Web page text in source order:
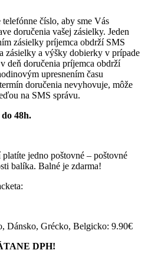
číslo, aby sme Vás
doručenia vašej zásielky. Jeden
zásielky príjemca obdrží SMS
zásielky a výšky dobierky v prípade
deň doručenia príjemca obdrží
upresnením času
doručenia nevyhovuje, môže
na SMS správu.
48h.
jedno poštovné – poštovné
balíka. Balné je zdarma!
Dánsko, Grécko, Belgicko: 9.90€
DPH!